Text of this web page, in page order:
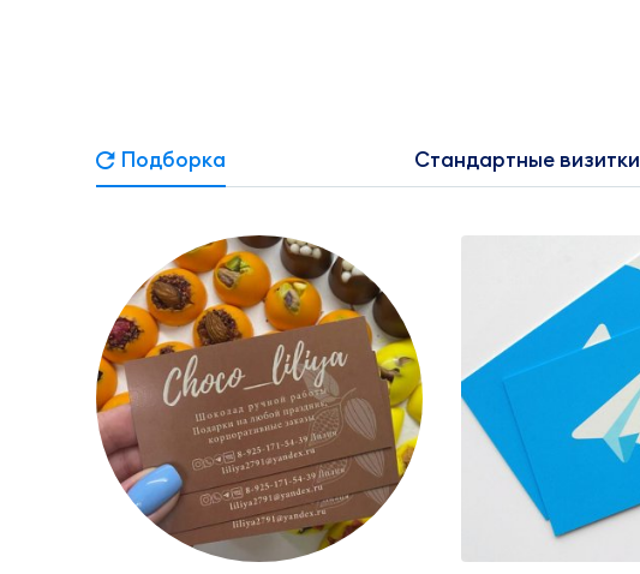
Подборка Стандартные визитки